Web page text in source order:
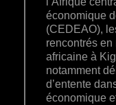
économique
(CEDEAO),
rencontrés en
africaine à
notamment
d’entente
économique